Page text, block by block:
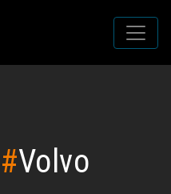
#Volvo